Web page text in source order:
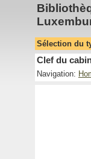
Sélection du
Clef du
Navigation: